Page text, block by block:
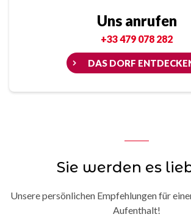
Uns anrufen
+33 479 078 282
DAS DORF
Sie werden es
Unsere persönlichen Empfehlungen für
Aufenthalt!